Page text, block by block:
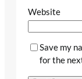
Website
Save my
for the